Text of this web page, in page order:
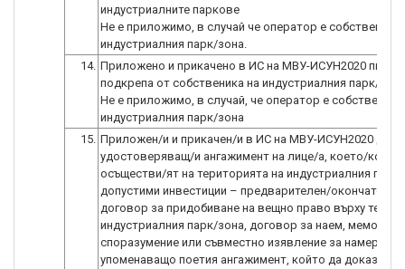
индустриалните паркове
Не е приложимо, в случай че оператор е
14. Приложено и прикачено в ИС на МВУ-ИСУН2020 писмо
подкрепа от собственика на индустриалния парк/зона
Не е приложимо, в случай, че оператор е
15. Приложен/и и прикачен/и в ИС на МВУ-ИСУН2020
удостоверяващ/и ангажимент на лице/а, което/които
осъществи/ят на територията на индустриалния
допустими инвестиции – предварителен/окончателен
договор за придобиване на вещно право върху терен
индустриалния парк/зона, договор за наем,
споразумение или съвместно изявление за
упоменаващо поетия ангажимент, който да доказва